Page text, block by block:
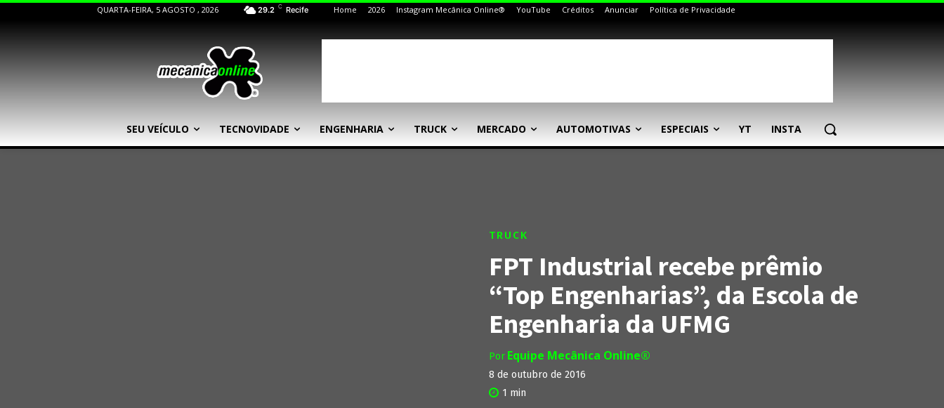
QUARTA-FEIRA, 5 AGOSTO , 2026 29.2 C Recife Home 2026 Instagram Mecânica Online® YouTube Créditos Anunciar Política de Privacidade
SEU VEÍCULO TECNOVIDADE ENGENHARIA TRUCK MERCADO AUTOMOTIVAS ESPECIAIS YT INSTA
TRUCK
FPT Industrial recebe prêmio
“Top Engenharias”, da Escola de
Engenharia da UFMG
Por Equipe Mecânica Online®
8 de outubro de 2016
1 min